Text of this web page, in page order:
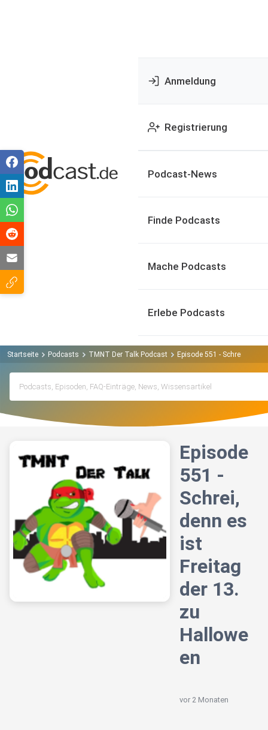
Anmeldung
Registrierung
Podcast-News
Finde Podcasts
Mache Podcasts
Erlebe Podcasts
Startseite Podcasts TMNT Der Talk Podcast Episode 551 - Schrei, denn
Episode
551 -
Schrei,
denn es
ist
Freitag
der 13.
zu
Hallowe
en
vor 2 Monaten